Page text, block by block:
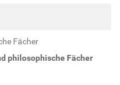
Fächer
philosophische Fächer